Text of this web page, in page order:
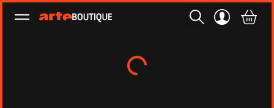
Ouvrir le menu